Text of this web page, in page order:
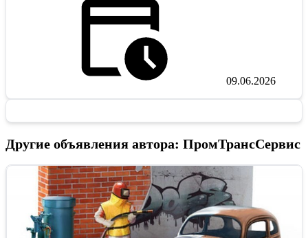
09.06.2026
Другие объявления автора: ПромТрансСервис